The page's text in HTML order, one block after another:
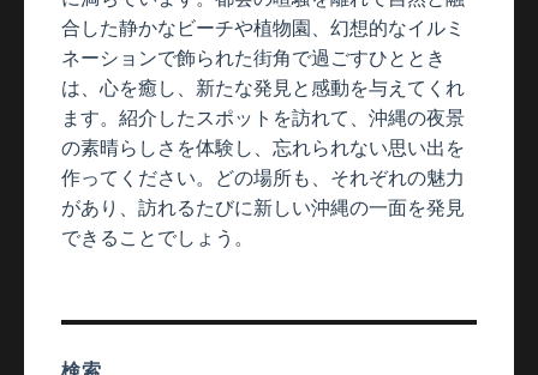
合した静かなビーチや植物園、幻想的なイルミ
ネーションで飾られた街角で過ごすひととき
は、心を癒し、新たな発見と感動を与えてくれ
ます。紹介したスポットを訪れて、沖縄の夜景
の素晴らしさを体験し、忘れられない思い出を
作ってください。どの場所も、それぞれの魅力
があり、訪れるたびに新しい沖縄の一面を発見
できることでしょう。